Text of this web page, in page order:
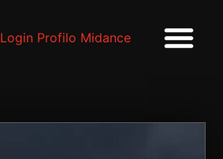
Login Profilo Midance